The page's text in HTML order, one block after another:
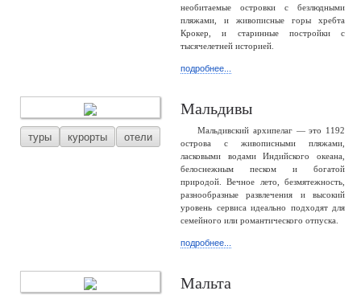
необитаемые островки с безлюдными
пляжами, и живописные горы хребта
Крокер, и старинные постройки с
тысячелетней историей.
подробнее...
туры курорты отели
Мальдивы
Мальдивский архипелаг — это 1192
острова с живописными пляжами,
ласковыми водами Индийского океана,
белоснежным песком и богатой
природой. Вечное лето, безмятежность,
разнообразные развлечения и высокий
уровень сервиса идеально подходят для
семейного или романтического отпуска.
подробнее...
Мальта